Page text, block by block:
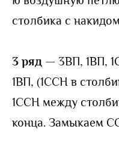
столбика с
3 ряд — 3ВП, 1ВП,
1ВП, (1ССН в
1ССН между
конца. Замыкаем